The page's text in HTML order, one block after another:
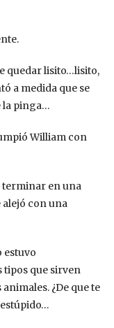
quedar lisito…lisito,
a medida que se
la pinga…
William con
terminar en una
con una
estuvo
tipos que sirven
¿De que te
estúpido…